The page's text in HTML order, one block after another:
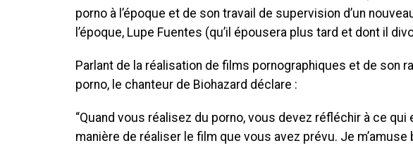
porno à l’époque et de son travail de supervision d’un
l’époque, Lupe Fuentes (qu’il épousera plus tard et dont il
Parlant de la réalisation de films pornographiques et de son
porno, le chanteur de Biohazard déclare :
“Quand vous réalisez du porno, vous devez réfléchir à ce
manière de réaliser le film que vous avez prévu. Je m’amuse